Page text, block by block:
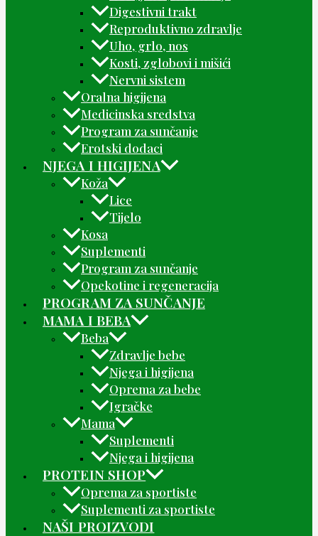
Digestivni trakt
Reproduktivno zdravlje
Uho, grlo, nos
Kosti, zglobovi i mišići
Nervni sistem
Oralna higijena
Medicinska sredstva
Program za sunčanje
Erotski dodaci
NJEGA I HIGIJENA
Koža
Lice
Tijelo
Kosa
Suplementi
Program za sunčanje
Opekotine i regeneracija
PROGRAM ZA SUNČANJE
MAMA I BEBA
Beba
Zdravlje bebe
Njega i higijena
Oprema za bebe
Igračke
Mama
Suplementi
Njega i higijena
PROTEIN SHOP
Oprema za sportiste
Suplementi za sportiste
NAŠI PROIZVODI